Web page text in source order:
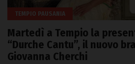
TEMPIO PAUSANIA
Martedì a Tempio la
“Durche Cantu”, il nuovo
Giovanna Cherchi